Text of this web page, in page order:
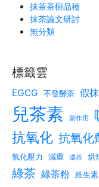
抹茶茶樹品種
抹茶論文研討
無分類
標籤雲
EGCG 不發酵茶 假
兒茶素 副作用
抗氧化 抗氧化
氧化壓力 減重 濃茶 烘
綠茶 綠茶粉 維生